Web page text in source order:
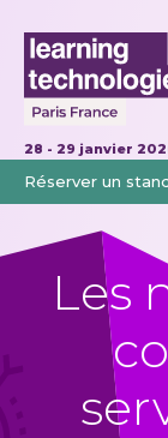
28 - 29 janvier
Réserver un
Les